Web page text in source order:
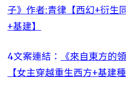
子》作者:青律【西幻+衍生
+基建】
4文案連結：
《來自東方的
【女主穿越重生西方+基建